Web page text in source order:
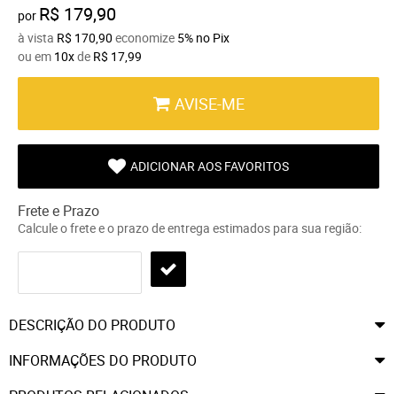
por R$ 179,90
à vista R$ 170,90 economize 5% no Pix
ou em 10xde R$ 17,99
AVISE-ME
ADICIONAR AOS FAVORITOS
Frete e Prazo
Calcule o frete e o prazo de entrega estimados para sua região:
DESCRIÇÃO DO PRODUTO
INFORMAÇÕES DO PRODUTO